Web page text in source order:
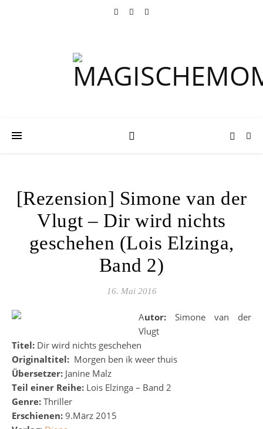
[Rezension] Simone van der
Vlugt – Dir wird nichts
geschehen (Lois Elzinga,
Band 2)
16. Mai 2016
Autor: Simone van der
Vlugt
Titel: Dir wird nichts geschehen
Originaltitel: Morgen ben ik weer thuis
Übersetzer: Janine Malz
Teil einer Reihe: Lois Elzinga – Band 2
Genre: Thriller
Erschienen: 9.März 2015